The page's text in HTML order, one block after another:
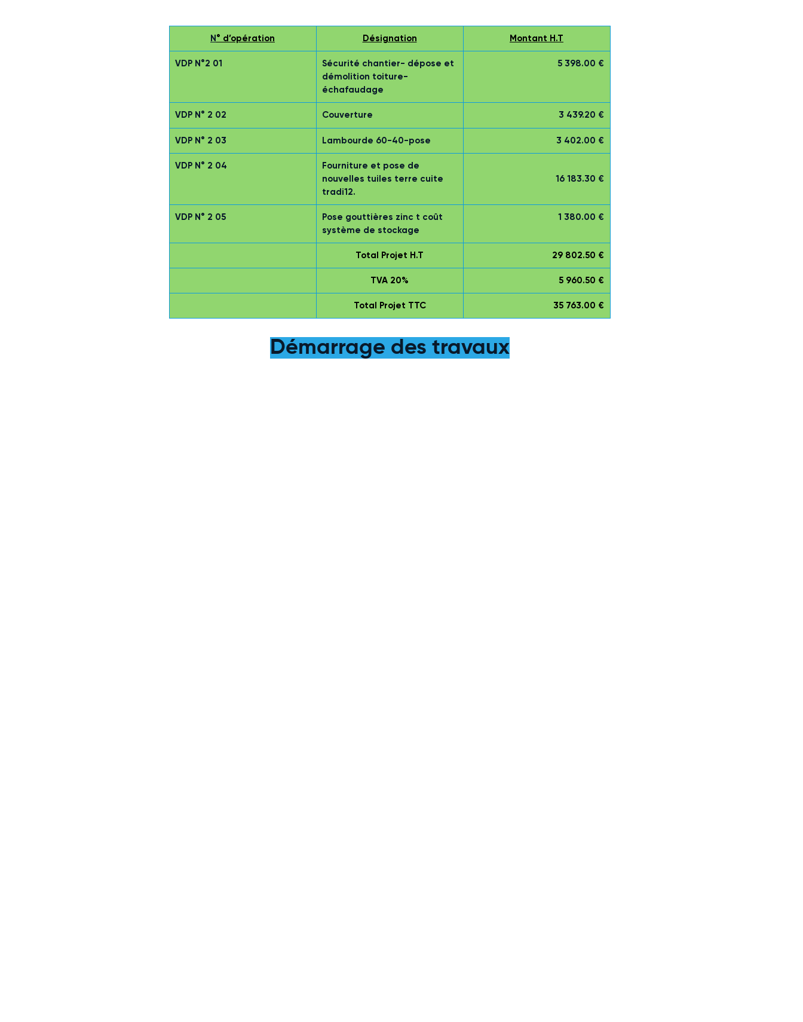
N° d’opération Désignation Montant H.T
VDP N°2 01
Sécurité chantier- dépose et
démolition toiture-
échafaudage
5 398.00 €
VDP N° 2 02 Couverture 3 439.20 €
VDP N° 2 03 Lambourde 60-40-pose 3 402.00 €
VDP N° 2 04
Fourniture et pose de
nouvelles tuiles terre cuite
tradi12.
16 183.30 €
VDP N° 2 05
Pose gouttières zinc t coût
système de stockage
1 380.00 €
Total Projet H.T 29 802.50 €
TVA 20% 5 960.50 €
Total Projet TTC 35 763.00 €
Démarrage des travaux